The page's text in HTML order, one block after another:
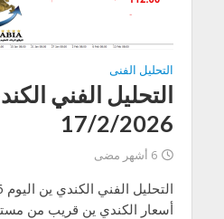
التحليل الفنى
التحليل الفني
17/2/2026
6 أشهر مضى
أسعار الكندي ين قريب من